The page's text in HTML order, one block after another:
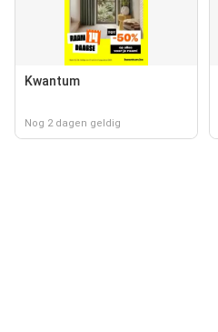
Kwantum
Nog 2 dagen geldig